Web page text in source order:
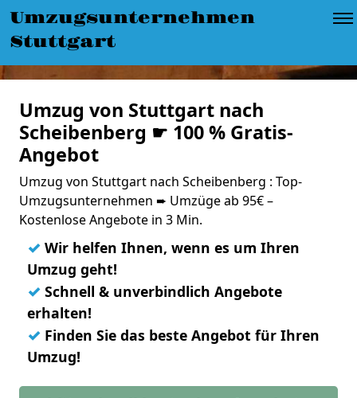
Umzugsunternehmen
Stuttgart
Umzug von Stuttgart nach
Scheibenberg ☛ 100 % Gratis-
Angebot
Umzug von Stuttgart nach Scheibenberg : Top-
Umzugsunternehmen ➨ Umzüge ab 95€ –
Kostenlose Angebote in 3 Min.
✓ Wir helfen Ihnen, wenn es um Ihren
Umzug geht!
✓ Schnell & unverbindlich Angebote
erhalten!
✓ Finden Sie das beste Angebot für Ihren
Umzug!